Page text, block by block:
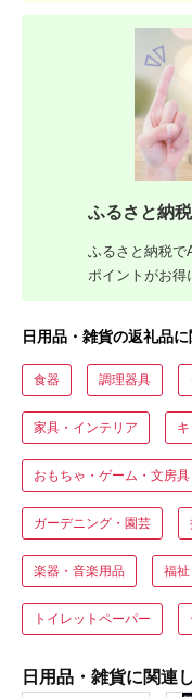
ふるさと納
ふるさと納税で
ポイントがお得
日用品・雑貨の返礼品
食器 調理器具
家具・インテリア
おもちゃ・ゲーム・文房具
ガーデニング・園芸
楽器・音楽用品 福
トイレットペーパー
日用品・雑貨に関連